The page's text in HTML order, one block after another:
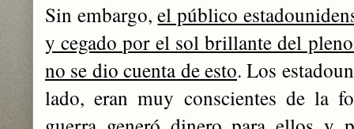
Sin embargo,el público
y cegado por el sol brillante del
no se dio cuenta de esto. Los
lado, eran muy conscientes de la